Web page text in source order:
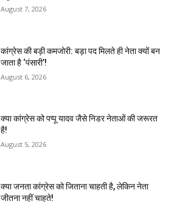
August 7, 2026
कांग्रेस की बड़ी कमजोरी: बड़ा पद मिलते ही नेता क्यों बन
जाता है ‘पंसारी’!
August 6, 2026
क्या कांग्रेस को पप्पू यादव जैसे निडर नेताओं की जरूरत
है!
August 5, 2026
क्या जनता कांग्रेस को जिताना चाहती है, लेकिन नेता
जीतना नहीं चाहते!